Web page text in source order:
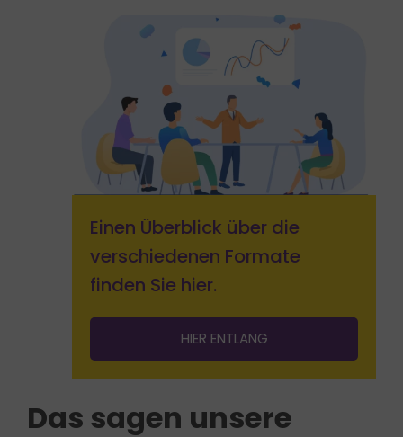
Einen Überblick über die
verschiedenen Formate
finden Sie hier.
HIER ENTLANG
Das sagen unsere